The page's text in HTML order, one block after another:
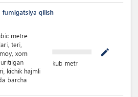
qilish
metre
teri,
xom
kichik hajmli
barcha
mode_edit
kub metr